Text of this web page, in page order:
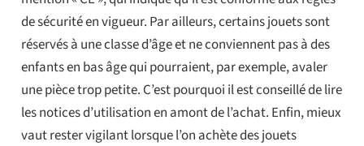
de sécurité en vigueur. Par ailleurs, certains jouets sont
réservés à une classe d’âge et ne conviennent pas à des
enfants en bas âge qui pourraient, par exemple, avaler
une pièce trop petite. C’est pourquoi il est conseillé de lire
les notices d’utilisation en amont de l’achat. Enfin, mieux
vaut rester vigilant lorsque l’on achète des jouets